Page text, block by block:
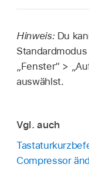
Hinweis: Du
„Fenster“ >
auswählst.
Vgl. auch
Compressor